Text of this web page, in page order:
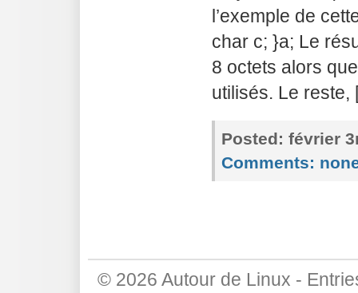
l’exemple de
char c; }a; Le
8 octets alors
utilisés. Le
Posted: février
Comments:
© 2026 Autour de Linux -